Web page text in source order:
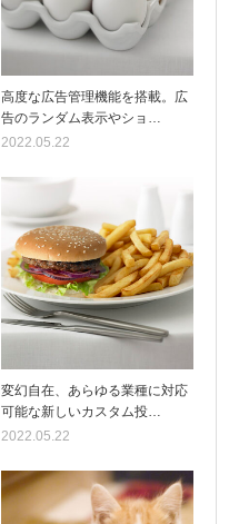
高度な広告管理機能を搭載。広
告のランダム表示やショ…
2022.05.22
変幻自在、あらゆる業種に対応
可能な新しいカスタム投…
2022.05.22